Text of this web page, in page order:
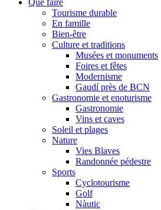
Que faire
Tourisme durable
En famille
Bien-être
Culture et traditions
Musées et monuments
Foires et fêtes
Modernisme
Gaudí près de BCN
Gastronomie et enoturisme
Gastronomie
Vins et caves
Soleil et plages
Nature
Vies Blaves
Randonnée pédestre
Sports
Cyclotourisme
Golf
Nàutic